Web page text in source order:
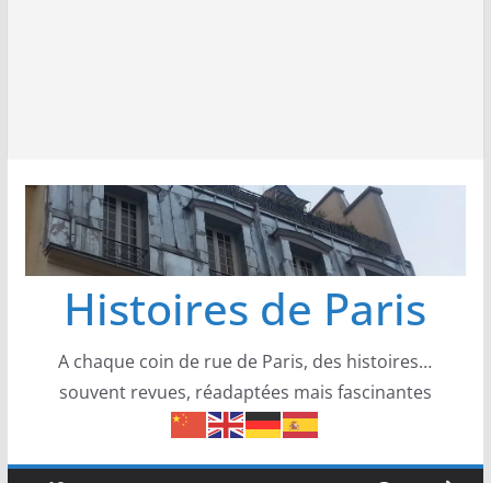
Histoires de Paris
A chaque coin de rue de Paris, des histoires…
souvent revues, réadaptées mais fascinantes